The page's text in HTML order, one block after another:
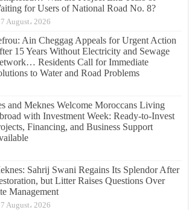
for Users of National Road No. 8?
7 August، 2026
Ain Cheggag Appeals for Urgent Action
15 Years Without Electricity and Sewage
Residents Call for Immediate
to Water and Road Problems
and Meknes Welcome Moroccans Living
with Investment Week: Ready-to-Invest
Financing, and Business Support
Sahrij Swani Regains Its Splendor After
but Litter Raises Questions Over
Management
7 August، 2026